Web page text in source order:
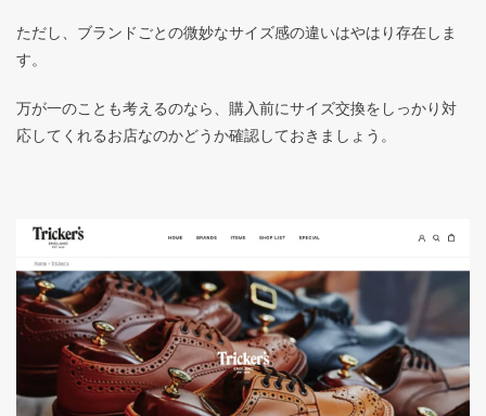
ただし、ブランドごとの微妙なサイズ感の違いはやはり存在しま
す。
万が一のことも考えるのなら、購入前にサイズ交換をしっかり対
応してくれるお店なのかどうか確認しておきましょう。